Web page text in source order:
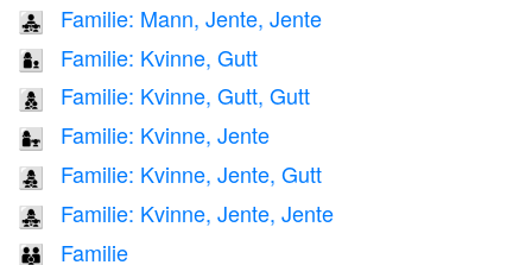
👨‍👧‍👧 Familie: Mann, Jente, Jente
👩‍👦 Familie: Kvinne, Gutt
👩‍👦‍👦 Familie: Kvinne, Gutt, Gutt
👩‍👧 Familie: Kvinne, Jente
👩‍👧‍👦 Familie: Kvinne, Jente, Gutt
👩‍👧‍👧 Familie: Kvinne, Jente, Jente
👪 Familie